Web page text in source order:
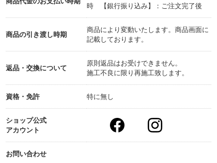
Ｑ：透過率が低いと部屋が暗くなるのではないか不
Ａ：窓の数や大きさによりますが、多少暗くなる場
小片の製品サンプルをお持ちしますので、実物
でご確認頂けます。
可視光透過率30%ほどのフィルムであれば「思
った程暗くはならなかった」というお客様の声の方
が多いです。
Ｑ：どんな窓にでも貼れるの？
Ａ：窓の種類、状態、環境により貼れないフィルム
もあります。
時 【銀行振り込み】：ご注文完了後
商品の引き渡し時期
商品により変動いたします。商品画面に
記載しております。
返品・交換について
原則返品はお受けできません。
施工不良に限り再施工致します。
資格・免許 特に無し
ショップ公式
アカウント
お問い合わせ